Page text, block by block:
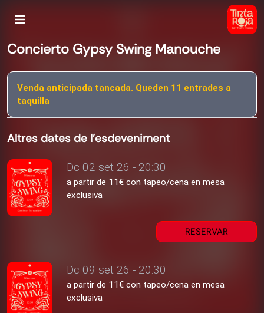
Concierto Gypsy Swing Manouche
Venda anticipada tancada. Queden 11 entrades a
taquilla
Altres dates de l'esdeveniment
Dc 02 set 26 - 20:30
a partir de 11€ con tapeo/cena en mesa
exclusiva
RESERVAR
Dc 09 set 26 - 20:30
a partir de 11€ con tapeo/cena en mesa
exclusiva